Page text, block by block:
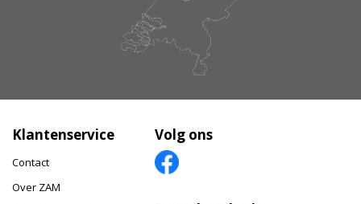
Klantenservice
Contact
Over ZAM
Volg ons